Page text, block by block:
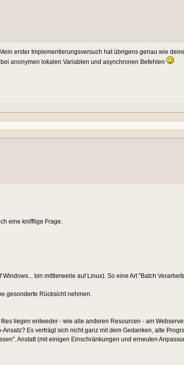
erster Implementierungsversuch hat übrigens genau wie
anonymen lokalen Variablen und asynchronen Befehlen
eine knifflige Frage.
bin mittlerweile auf Linux). So eine Art "Batch
gesonderte Rücksicht nehmen.
liegen entweder - wie alle anderen Resourcen - am
Es verträgt sich nicht ganz mit dem Gedanken, alte
Anstatt (mit einigen Einschränkungen und erneuten